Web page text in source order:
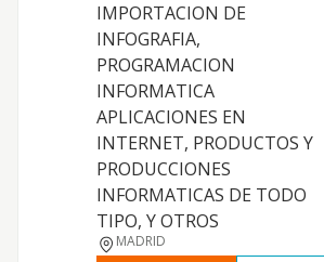
IMPORTACION DE
INFOGRAFIA,
PROGRAMACION
INFORMATICA
APLICACIONES EN
INTERNET, PRODUCTOS Y
PRODUCCIONES
INFORMATICAS DE TODO
TIPO, Y OTROS
MADRID